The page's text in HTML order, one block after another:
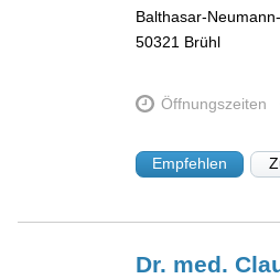
Balthasar-
50321 Brühl
Öffnungszeiten
Empfehlen
Dr. med.